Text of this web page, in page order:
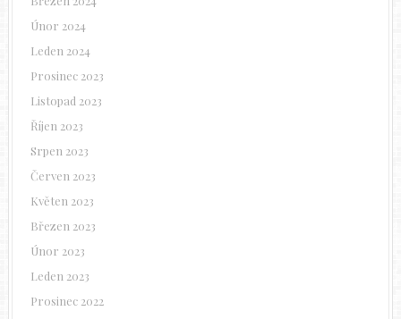
Únor 2024
Leden 2024
Prosinec 2023
Listopad 2023
Říjen 2023
Srpen 2023
Červen 2023
Květen 2023
Březen 2023
Únor 2023
Leden 2023
Prosinec 2022